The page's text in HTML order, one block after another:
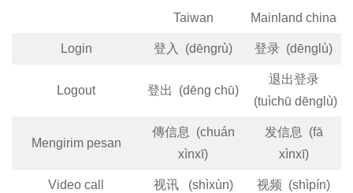
Taiwan Mainland china
Login 登入 (dēngrù) 登录 (dēnglù)
Logout 登出 (dēng chū)
退出登录
(tuìchū dēnglù)
Mengirim pesan
傳信息 (chuán
xìnxī)
发信息 (fā
xìnxī)
Video call 视讯 (shìxùn) 视频 (shìpín)